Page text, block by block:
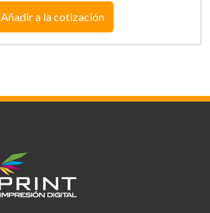
Añadir a la cotización